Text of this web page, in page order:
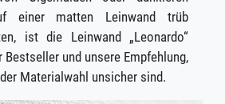
einer matten Leinwand trüb
ist die Leinwand „Leonardo“
und unsere Empfehlung,
Materialwahl unsicher sind.